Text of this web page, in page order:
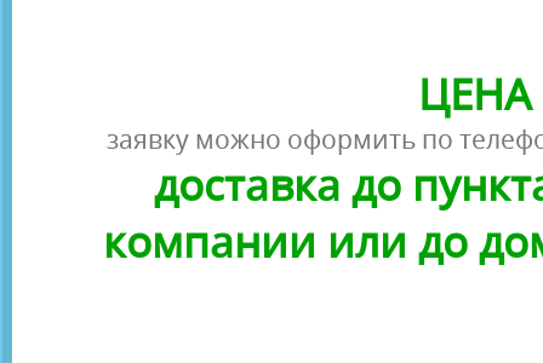
ЦЕНА
заявку можно оформить по
доставка до
компании или до